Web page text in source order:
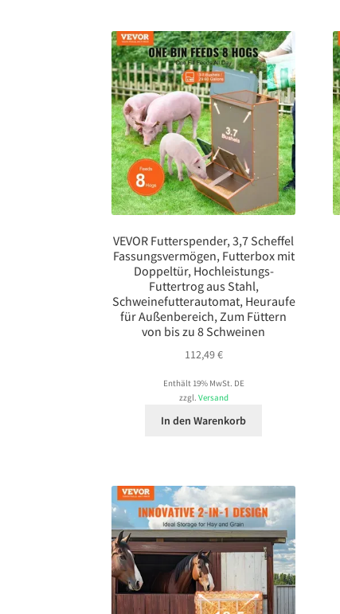
VEVOR Futterspender, 3,7 Scheffel
Fassungsvermögen, Futterbox mit
Doppeltür, Hochleistungs-
Futtertrog aus Stahl,
Schweinefutterautomat, Heuraufe
für Außenbereich, Zum Füttern
von bis zu 8 Schweinen
112,49€
Enthält 19% MwSt. DE
zzgl. Versand
In den Warenkorb